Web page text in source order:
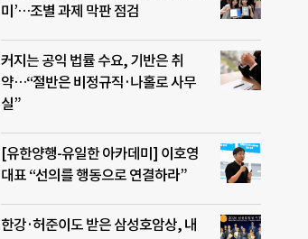
미’…조별 과제 막판 점검
커지는 공익 법률 수요, 기반은 취
약…“절반은 비정규직·나홀로 사무
실”
[유한양행-유일한 아카데미] 이호영
대표 “선의를 행동으로 연결하라”
한강·허준이도 받은 삼성호암상, 내